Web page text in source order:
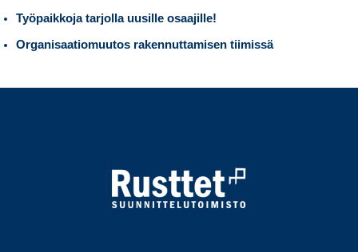
Työpaikkoja tarjolla uusille osaajille!
Organisaatiomuutos rakennuttamisen tiimissä